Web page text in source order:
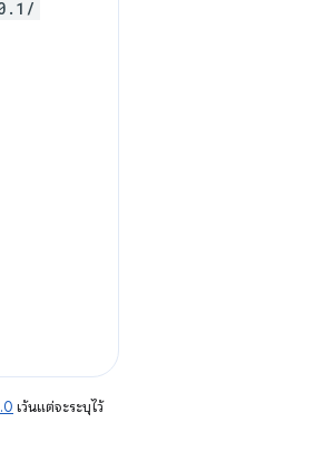
เว้นแต่จะระบุไว้